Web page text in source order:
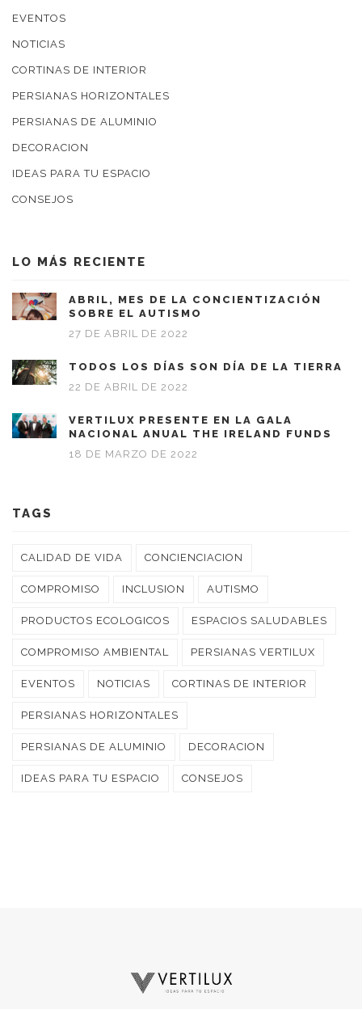
EVENTOS
NOTICIAS
CORTINAS DE INTERIOR
PERSIANAS HORIZONTALES
PERSIANAS DE ALUMINIO
DECORACION
IDEAS PARA TU ESPACIO
CONSEJOS
LO MÁS RECIENTE
ABRIL, MES DE LA CONCIENTIZACIÓN
SOBRE EL AUTISMO
27 DE ABRIL DE 2022
TODOS LOS DÍAS SON DÍA DE LA TIERRA
22 DE ABRIL DE 2022
VERTILUX PRESENTE EN LA GALA
NACIONAL ANUAL THE IRELAND FUNDS
18 DE MARZO DE 2022
TAGS
CALIDAD DE VIDA CONCIENCIACION
COMPROMISO INCLUSION AUTISMO
PRODUCTOS ECOLOGICOS ESPACIOS SALUDABLES
COMPROMISO AMBIENTAL PERSIANAS VERTILUX
EVENTOS NOTICIAS CORTINAS DE INTERIOR
PERSIANAS HORIZONTALES
PERSIANAS DE ALUMINIO DECORACION
IDEAS PARA TU ESPACIO CONSEJOS